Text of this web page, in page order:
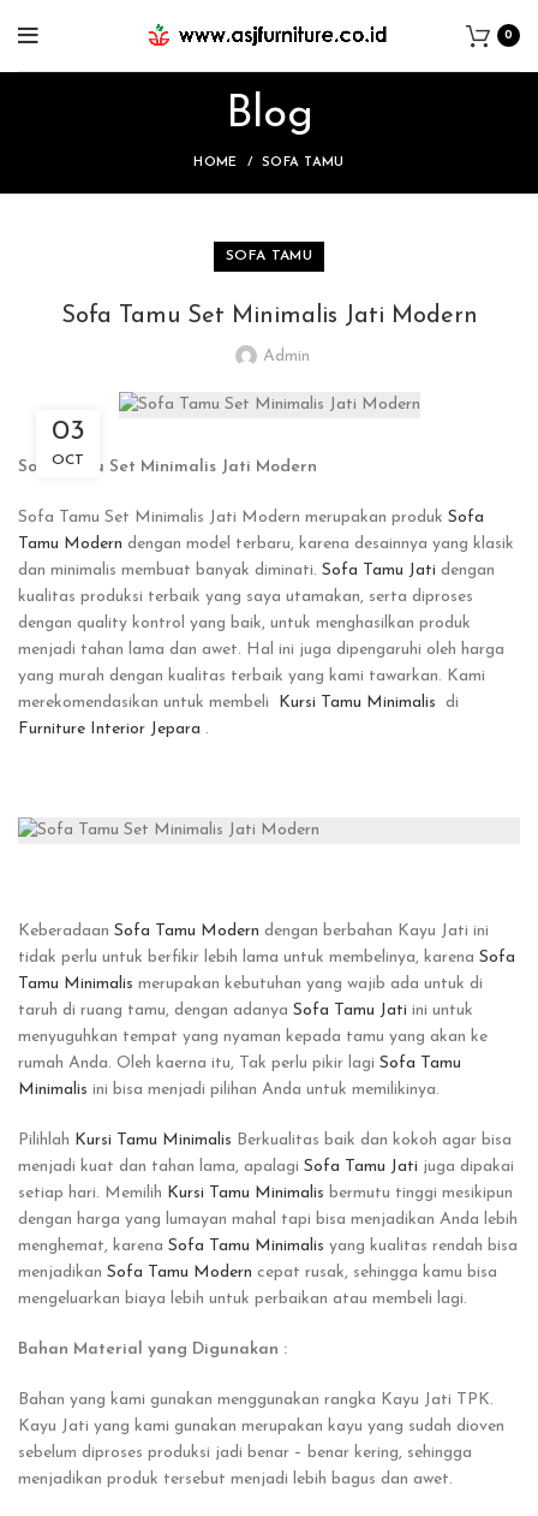
0
Blog
HOME SOFA TAMU
SOFA TAMU
Sofa Tamu Set Minimalis Jati Modern
Admin
03
OCT
Sofa Tamu Set Minimalis Jati Modern
Sofa Tamu Set Minimalis Jati Modern merupakan produk Sofa
Tamu Modern dengan model terbaru, karena desainnya yang klasik
dan minimalis membuat banyak diminati. Sofa Tamu Jati dengan
kualitas produksi terbaik yang saya utamakan, serta diproses
dengan quality kontrol yang baik, untuk menghasilkan produk
menjadi tahan lama dan awet. Hal ini juga dipengaruhi oleh harga
yang murah dengan kualitas terbaik yang kami tawarkan. Kami
merekomendasikan untuk membeli Kursi Tamu Minimalis di
Furniture Interior Jepara .
Keberadaan Sofa Tamu Modern dengan berbahan Kayu Jati ini
tidak perlu untuk berfikir lebih lama untuk membelinya, karena Sofa
Tamu Minimalis merupakan kebutuhan yang wajib ada untuk di
taruh di ruang tamu, dengan adanya Sofa Tamu Jati ini untuk
menyuguhkan tempat yang nyaman kepada tamu yang akan ke
rumah Anda. Oleh kaerna itu, Tak perlu pikir lagi Sofa Tamu
Minimalis ini bisa menjadi pilihan Anda untuk memilikinya.
Pilihlah Kursi Tamu Minimalis Berkualitas baik dan kokoh agar bisa
menjadi kuat dan tahan lama, apalagi Sofa Tamu Jati juga dipakai
setiap hari. Memilih Kursi Tamu Minimalis bermutu tinggi mesikipun
dengan harga yang lumayan mahal tapi bisa menjadikan Anda lebih
menghemat, karena Sofa Tamu Minimalis yang kualitas rendah bisa
menjadikan Sofa Tamu Modern cepat rusak, sehingga kamu bisa
mengeluarkan biaya lebih untuk perbaikan atau membeli lagi.
Bahan Material yang Digunakan :
Bahan yang kami gunakan menggunakan rangka Kayu Jati TPK.
Kayu Jati yang kami gunakan merupakan kayu yang sudah dioven
sebelum diproses produksi jadi benar – benar kering, sehingga
menjadikan produk tersebut menjadi lebih bagus dan awet.